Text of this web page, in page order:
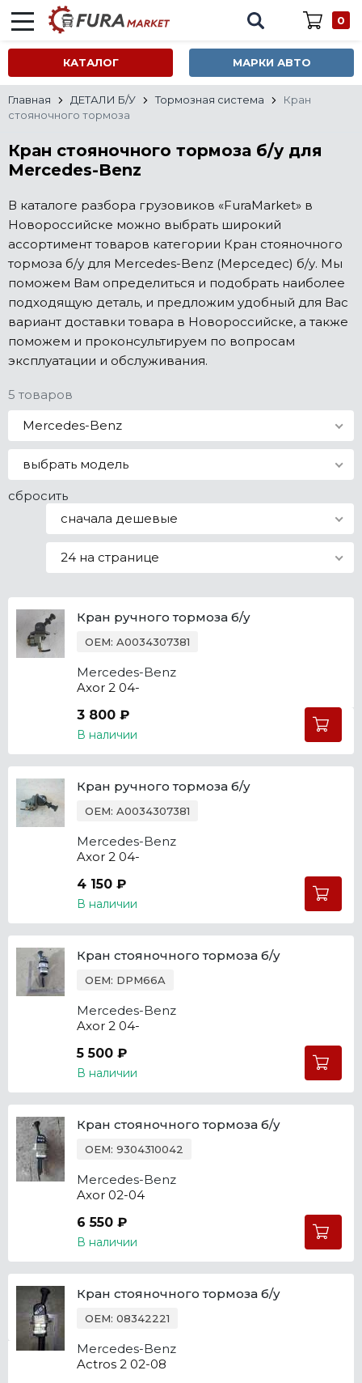
0
КАТАЛОГ МАРКИ АВТО
Главная ДЕТАЛИ Б/У Тормозная система
Кран
стояночного тормоза
Кран стояночного тормоза б/у для
Mercedes-Benz
В каталоге разбора грузовиков «FuraMarket» в
Новороссийске можно выбрать широкий
ассортимент товаров категории Кран стояночного
тормоза б/у для Mercedes-Benz (Мерседес) б/у. Мы
поможем Вам определиться и подобрать наиболее
подходящую деталь, и предложим удобный для Вас
вариант доставки товара в Новороссийске, а также
поможем и проконсультируем по вопросам
эксплуатации и обслуживания.
5 товаров
Mercedes-Benz
выбрать модель
сбросить
сначала дешевые
24 на странице
Кран ручного тормоза б/у
OEM: A0034307381
Mercedes-Benz
Axor 2 04-
3 800 ₽
В наличии
Кран ручного тормоза б/у
OEM: A0034307381
Mercedes-Benz
Axor 2 04-
4 150 ₽
В наличии
Кран стояночного тормоза б/у
OEM: DPM66A
Mercedes-Benz
Axor 2 04-
5 500 ₽
В наличии
Кран стояночного тормоза б/у
OEM: 9304310042
Mercedes-Benz
Axor 02-04
6 550 ₽
В наличии
Кран стояночного тормоза б/у
OEM: 08342221
Mercedes-Benz
Actros 2 02-08